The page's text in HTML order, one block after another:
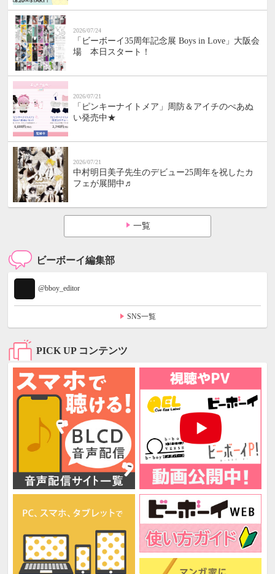
2026/07/24
「ビーボーイ35周年記念展 Boys in Love」大阪会
場 本日スタート！
2026/07/21
「ピンキーナイトメア」周防＆アイチのぺあぬ
い発売中★
2026/07/21
中村明日美子先生のデビュー25周年を祝したカ
フェが展開中♬
一覧
ビーボーイ編集部
@bboy_editor
SNS一覧
PICK UP コンテンツ